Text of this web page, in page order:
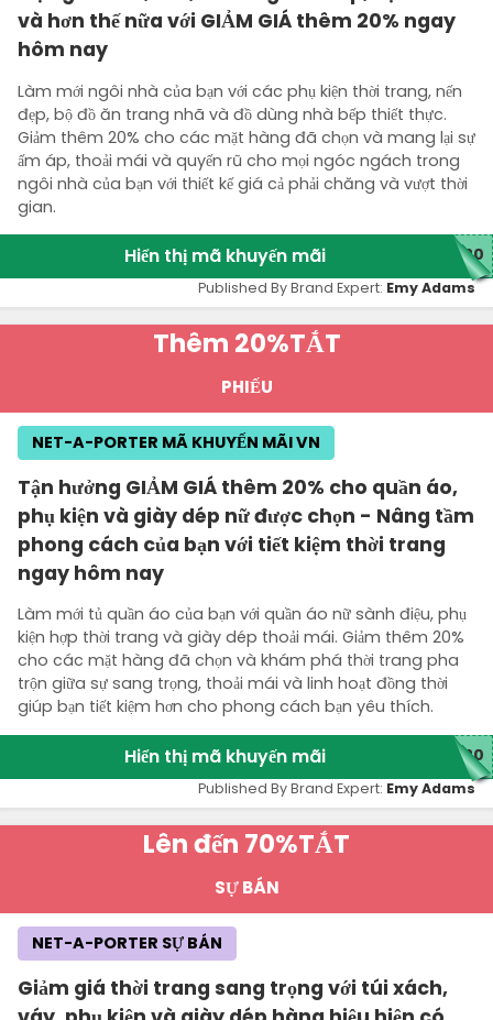
và hơn thế nữa với GIẢM GIÁ thêm 20% ngay
hôm nay
Làm mới ngôi nhà của bạn với các phụ kiện thời trang, nến
đẹp, bộ đồ ăn trang nhã và đồ dùng nhà bếp thiết thực.
Giảm thêm 20% cho các mặt hàng đã chọn và mang lại sự
ấm áp, thoải mái và quyến rũ cho mọi ngóc ngách trong
ngôi nhà của bạn với thiết kế giá cả phải chăng và vượt thời
gian.
Hiển thị mã khuyến mãi H20
Published By Brand Expert: Emy Adams
Thêm 20%TẮT
PHIẾU
Tận hưởng GIẢM GIÁ thêm 20% cho quần áo,
phụ kiện và giày dép nữ được chọn - Nâng tầm
phong cách của bạn với tiết kiệm thời trang
ngay hôm nay
Làm mới tủ quần áo của bạn với quần áo nữ sành điệu, phụ
kiện hợp thời trang và giày dép thoải mái. Giảm thêm 20%
cho các mặt hàng đã chọn và khám phá thời trang pha
trộn giữa sự sang trọng, thoải mái và linh hoạt đồng thời
giúp bạn tiết kiệm hơn cho phong cách bạn yêu thích.
NET-A-PORTER MÃ KHUYẾN MÃI VN
Hiển thị mã khuyến mãi H20
Published By Brand Expert: Emy Adams
Lên đến 70%TẮT
SỰ BÁN
Giảm giá thời trang sang trọng với túi xách,
NET-A-PORTER SỰ BÁN